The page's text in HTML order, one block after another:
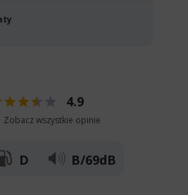
4.9
Zobacz wszystkie opinie
D B/69dB